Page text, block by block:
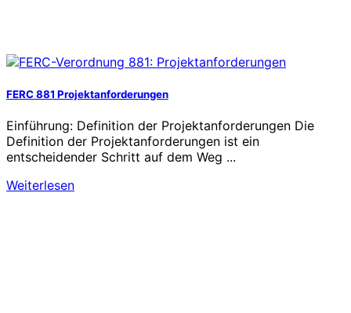
FERC 881 Projektanforderungen
Einführung: Definition der Projektanforderungen Die
Definition der Projektanforderungen ist ein
entscheidender Schritt auf dem Weg ...
Weiterlesen